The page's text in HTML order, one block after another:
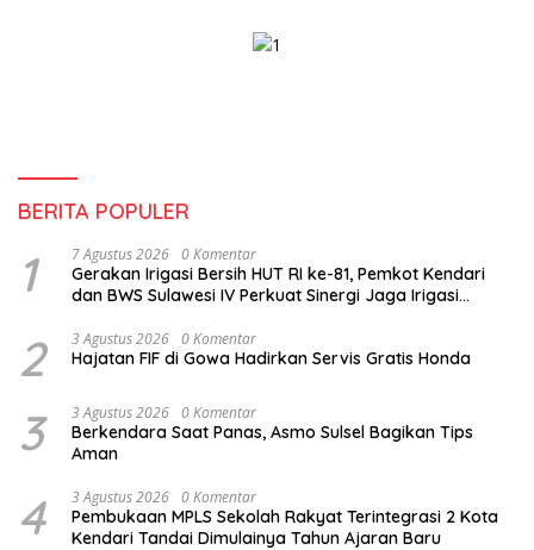
BERITA POPULER
1 7 Agustus 2026 0 Komentar
Gerakan Irigasi Bersih HUT RI ke-81, Pemkot Kendari
dan BWS Sulawesi IV Perkuat Sinergi Jaga Irigasi
2 3 Agustus 2026 0 Komentar
Hajatan FIF di Gowa Hadirkan Servis Gratis Honda
3 3 Agustus 2026 0 Komentar
Berkendara Saat Panas, Asmo Sulsel Bagikan Tips
Aman
4 3 Agustus 2026 0 Komentar
Pembukaan MPLS Sekolah Rakyat Terintegrasi 2 Kota
Kendari Tandai Dimulainya Tahun Ajaran Baru